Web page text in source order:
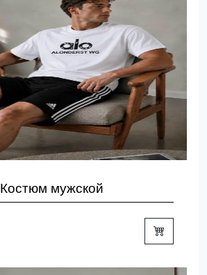
Костюм мужской